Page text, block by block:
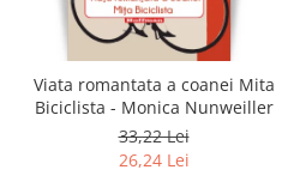
Viata romantata a coanei Mita
Biciclista - Monica Nunweiller
33,22 Lei
26,24 Lei